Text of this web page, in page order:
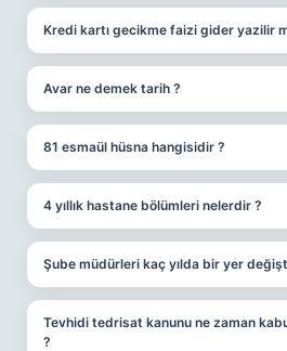
Kredi kartı gecikme faizi gider yazilir
Avar ne demek tarih ?
81 esmaül hüsna hangisidir ?
4 yıllık hastane bölümleri nelerdir ?
Şube müdürleri kaç yılda bir yer
Tevhidi tedrisat kanunu ne zaman
?